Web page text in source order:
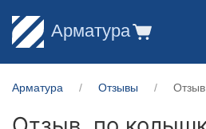
Арматура
Арматура Отзывы